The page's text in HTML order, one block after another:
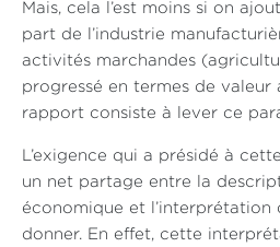
Mais, cela l’est moins si on
part de l’industrie
activités marchandes
progressé en termes de valeur
rapport consiste à lever ce
L’exigence qui a présidé à
un net partage entre la
économique et l’interprétation
donner. En effet, cette